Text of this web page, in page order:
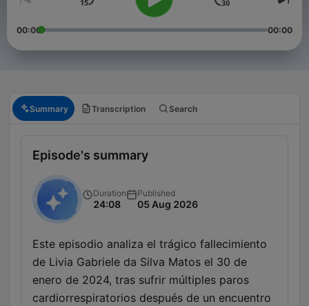
00:00 00:00
Summary Transcription Search
Episode's summary
Duration
24:08
Published
05 Aug 2026
Este episodio analiza el trágico fallecimiento
de Livia Gabriele da Silva Matos el 30 de
enero de 2024, tras sufrir múltiples paros
cardiorrespiratorios después de un encuentro